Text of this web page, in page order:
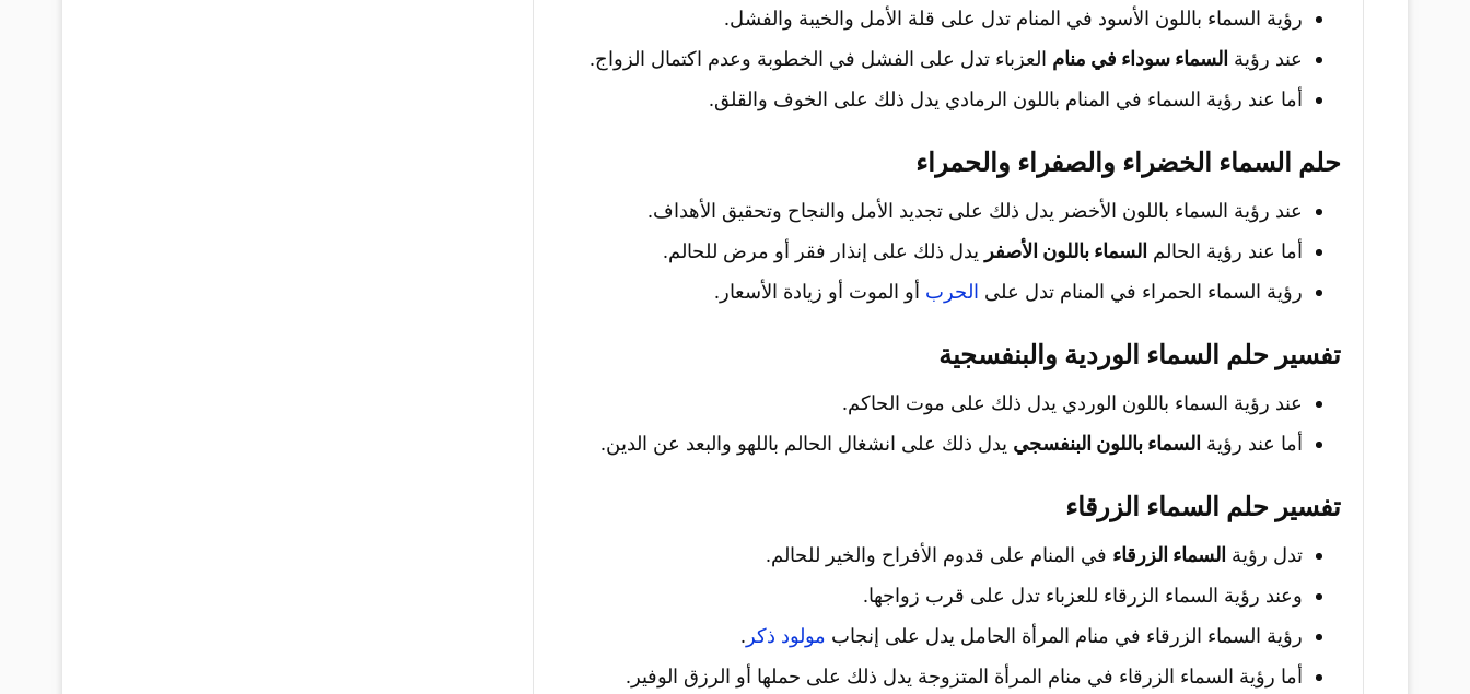
رؤية السماء باللون الأسود في المنام تدل على قلة الأمل والخيبة والفشل.
عند رؤية السماء سوداء في منام العزباء تدل على الفشل في الخطوبة وعدم اكتمال الزواج.
أما عند رؤية السماء في المنام باللون الرمادي يدل ذلك على الخوف والقلق.
حلم السماء الخضراء والصفراء والحمراء
عند رؤية السماء باللون الأخضر يدل ذلك على تجديد الأمل والنجاح وتحقيق الأهداف.
أما عند رؤية الحالم السماء باللون الأصفر يدل ذلك على إنذار فقر أو مرض للحالم.
رؤية السماء الحمراء في المنام تدل على الحرب أو الموت أو زيادة الأسعار.
تفسير حلم السماء الوردية والبنفسجية
عند رؤية السماء باللون الوردي يدل ذلك على موت الحاكم.
أما عند رؤية السماء باللون البنفسجي يدل ذلك على انشغال الحالم باللهو والبعد عن الدين.
تفسير حلم السماء الزرقاء
تدل رؤية السماء الزرقاء في المنام على قدوم الأفراح والخير للحالم.
وعند رؤية السماء الزرقاء للعزباء تدل على قرب زواجها.
رؤية السماء الزرقاء في منام المرأة الحامل يدل على إنجاب مولود ذكر .
أما رؤية السماء الزرقاء في منام المرأة المتزوجة يدل ذلك على حملها أو الرزق الوفير.